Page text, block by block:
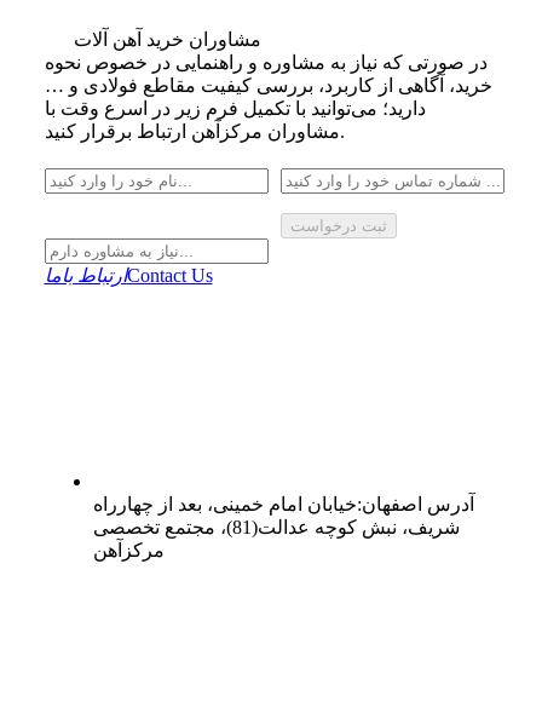
مشاوران خرید آهن آلات
در صورتی که نیاز به مشاوره و راهنمایی در خصوص نحوه
خرید، آگاهی از کاربرد، بررسی کیفیت مقاطع فولادی و …
دارید؛ می‌توانید با تکمیل فرم زیر در اسرع وقت با
مشاوران مرکزآهن ارتباط برقرار کنید.
ثبت درخواست
ارتباط باماContact Us
آدرس اصفهان:خیابان امام خمینی، بعد از چهارراه
شریف، نبش کوچه عدالت(81)، مجتمع تخصصی
مرکزآهن